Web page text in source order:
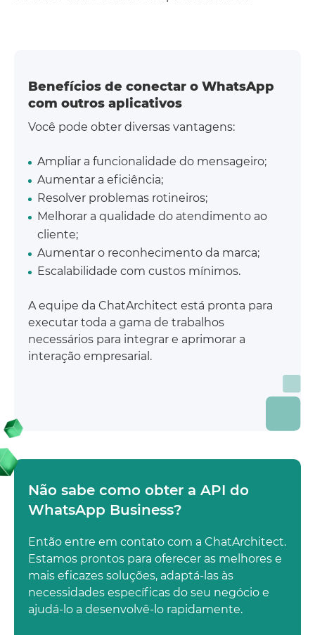
Benefícios de conectar o WhatsApp
com outros aplicativos
Você pode obter diversas vantagens:
Ampliar a funcionalidade do mensageiro;
Aumentar a eficiência;
Resolver problemas rotineiros;
Melhorar a qualidade do atendimento ao
cliente;
Aumentar o reconhecimento da marca;
Escalabilidade com custos mínimos.
A equipe da ChatArchitect está pronta para
executar toda a gama de trabalhos
necessários para integrar e aprimorar a
interação empresarial.
Não sabe como obter a API do
WhatsApp Business?
Então entre em contato com a ChatArchitect.
Estamos prontos para oferecer as melhores e
mais eficazes soluções, adaptá-las às
necessidades específicas do seu negócio e
ajudá-lo a desenvolvê-lo rapidamente.